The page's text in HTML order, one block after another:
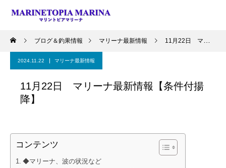
ブログ＆釣果情報 マリーナ最新情報 11月22日 マリーナ最新情報【条件付揚降】
2024.11.22 マリーナ最新情報
11月22日 マリーナ最新情報【条件付揚
降】
コンテンツ
◆マリーナ、波の状況など